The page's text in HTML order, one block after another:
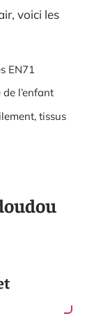
voici les
EN71
l’enfant
tissus